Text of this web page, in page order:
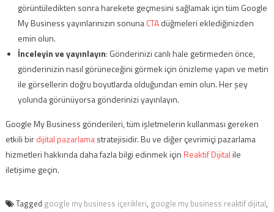
görüntüledikten sonra harekete geçmesini sağlamak için tüm Google
My Business yayınlarınızın sonunaCTAdüğmeleri eklediğinizden
emin olun.
İnceleyin ve yayınlayın: Gönderinizi canlı hale getirmeden önce,
gönderinizin nasıl görüneceğini görmek için önizleme yapın ve metin
ile görsellerin doğru boyutlarda olduğundan emin olun. Her şey
yolunda görünüyorsa gönderinizi yayınlayın.
Google My Business gönderileri, tüm işletmelerin kullanması gereken
etkili birdijital pazarlamastratejisidir. Bu ve diğer çevrimiçi pazarlama
hizmetleri hakkında daha fazla bilgi edinmek içinReaktif Dijitalile
iletişime geçin.
Tagged google my business içerikleri, google my business reaktif dijital,